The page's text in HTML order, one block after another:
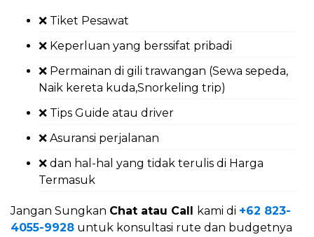
❌ Tiket Pesawat
❌ Keperluan yang berssifat pribadi
❌ Permainan di gili trawangan (Sewa sepeda,
Naik kereta kuda,Snorkeling trip)
❌ Tips Guide atau driver
❌ Asuransi perjalanan
❌ dan hal-hal yang tidak terulis di Harga
Termasuk
Jangan Sungkan Chat atau Call kami di +62 823-
4055-9928 untuk konsultasi rute dan budgetnya